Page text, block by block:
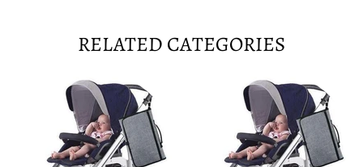
RELATED CATEGORIES